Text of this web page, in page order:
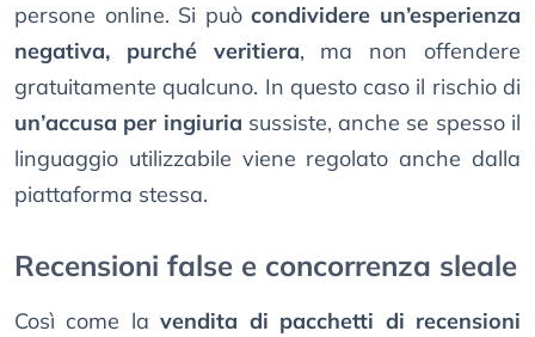
persone online. Si puòcondividere un’esperienza
negativa, purché veritiera, ma non offendere
gratuitamente qualcuno. In questo caso il rischio di
un’accusa per ingiuria sussiste, anche se spesso il
linguaggio utilizzabile viene regolato anche dalla
piattaforma stessa.
Recensioni false e concorrenza sleale
Così come lavendita di pacchetti di recensioni